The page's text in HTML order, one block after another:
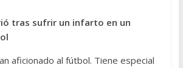
tras sufrir un infarto en un
aficionado al fútbol. Tiene especial